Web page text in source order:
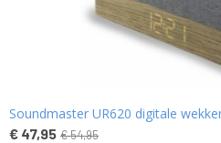
Soundmaster UR620 digitale
€ 47,95 € 54,95